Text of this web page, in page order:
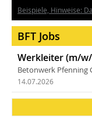
Beispiele, Hinweise:
BFT Jobs
Werkleiter (m/
Betonwerk Pfenning
14.07.2026